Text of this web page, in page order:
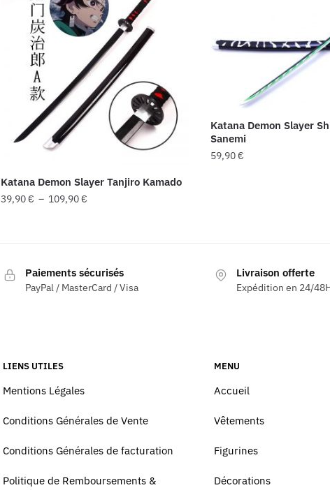
Katana Demon Slayer Tanjiro Kamado
39,90€ – 109,90€
109,90 €
plusieurs
variations.
être
sur
la
du
Katana Demon Slayer
Sanemi
59,90€
Paiements sécurisés
PayPal / MasterCard / Visa
Livraison offerte
Expédition en 24/
LIENS UTILES
Mentions Légales
Conditions Générales de Vente
Conditions Générales de facturation
Politique de Remboursements &
MENU
Accueil
Vêtements
Figurines
Décorations